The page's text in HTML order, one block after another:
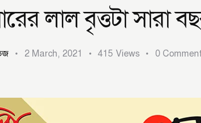
লাল বৃত্তটা সারা
2 March, 2021 415 Views 0